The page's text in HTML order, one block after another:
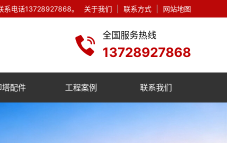
关于我们 联系方式 网站地图
系电话13728927868。
全国服务热线
13728927868
塔配件 工程案例 联系我们